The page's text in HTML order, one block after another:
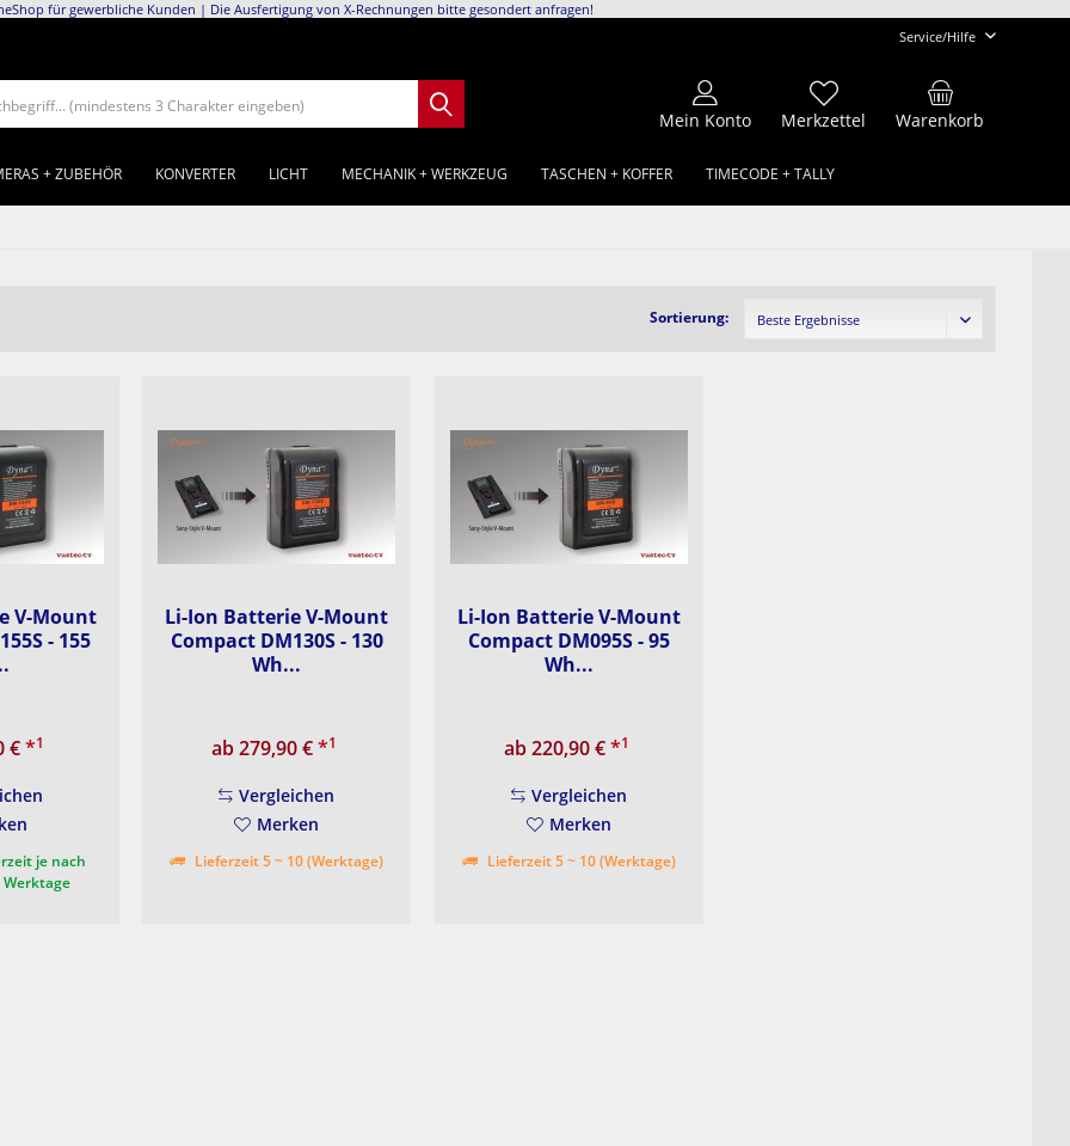
für gewerbliche Kunden | Die Ausfertigung von X-Rechnungen bitte gesondert anfragen!
Service/Hilfe
(mindestens 3 Charakter eingeben)
Warenkorb
Merkzettel
Mein Konto
+ ZUBEHÖR KONVERTER LICHT MECHANIK + WERKZEUG TASCHEN + KOFFER TIMECODE + TALLY
Sortierung:
V-Mount
- 155
€*1
je nach
Werktage
Li-Ion Batterie V-Mount
Compact DM130S - 130
Wh...
ab 279,90 €*1
Vergleichen
Merken
Lieferzeit 5 ~ 10 (Werktage)
Li-Ion Batterie V-Mount
Compact DM095S - 95
Wh...
ab 220,90 €*1
Vergleichen
Merken
Lieferzeit 5 ~ 10 (Werktage)